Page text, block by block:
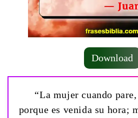
Download
“La mujer cuando
porque es venida su hora;